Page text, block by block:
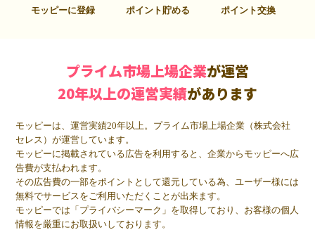
モッピーに登録 ポイント貯める ポイント交換
プライム市場上場企業が運営
20年以上の運営実績があります
モッピーは、運営実績20年以上。プライム市場上場企業（株式会社
セレス）が運営しています。
モッピーに掲載されている広告を利用すると、企業からモッピーへ広
告費が支払われます。
その広告費の一部をポイントとして還元している為、ユーザー様には
無料でサービスをご利用いただくことが出来ます。
モッピーでは「プライバシーマーク」を取得しており、お客様の個人
情報を厳重にお取扱いしております。